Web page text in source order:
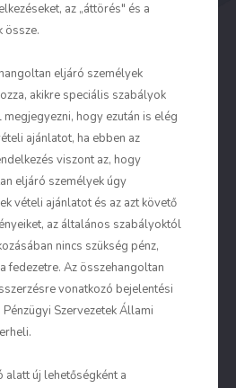
az „áttörés" és a
össze.
eljáró személyek
akikre speciális szabályok
hogy ezután is elég
ajánlatot, ha ebben az
viszont az, hogy
eljáró személyek úgy
vételi ajánlatot és az azt követő
az általános szabályoktól
nincs szükség pénz,
fedezetre. Az összehangoltan
vonatkozó bejelentési
Szervezetek Állami
alatt új lehetőségként a